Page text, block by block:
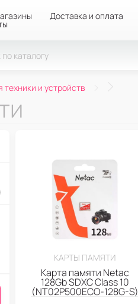
Доставка и оплата
и устройств
КАРТЫ ПАМЯТИ
Карта памяти Netac
128Gb SDXC Class 10
(NT02P500ECO-128G-S)